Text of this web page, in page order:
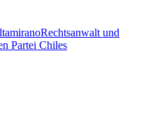
und
Partei Chiles